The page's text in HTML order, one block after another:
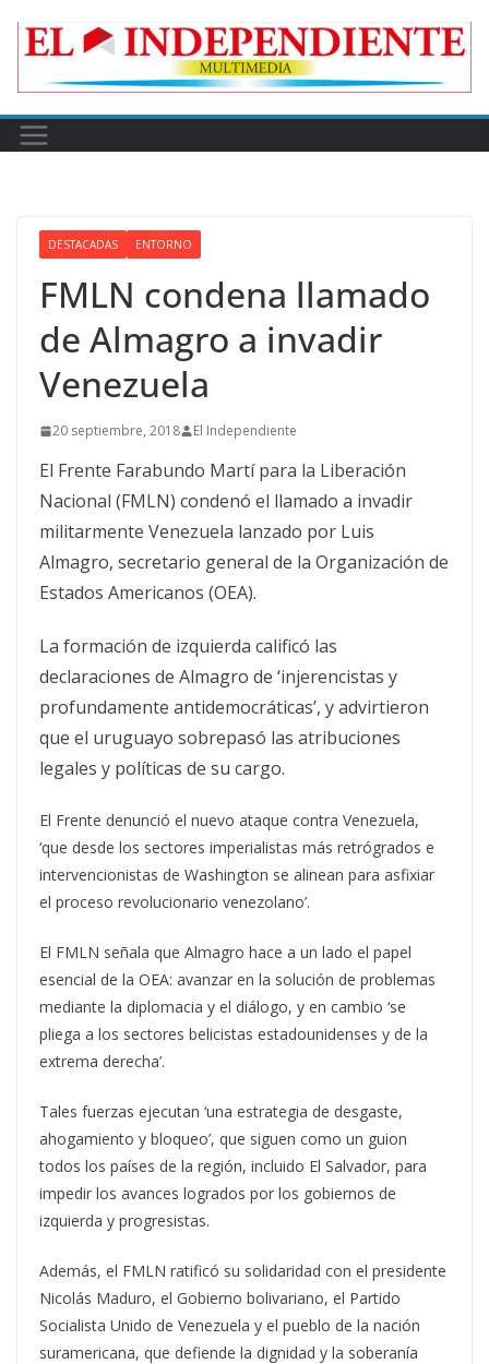
DESTACADAS ENTORNO
FMLN condena llamado
de Almagro a invadir
Venezuela
20 septiembre, 2018 El Independiente
El Frente Farabundo Martí para la Liberación
Nacional (FMLN) condenó el llamado a invadir
militarmente Venezuela lanzado por Luis
Almagro, secretario general de la Organización de
Estados Americanos (OEA).
La formación de izquierda calificó las
declaraciones de Almagro de ‘injerencistas y
profundamente antidemocráticas’, y advirtieron
que el uruguayo sobrepasó las atribuciones
legales y políticas de su cargo.
El Frente denunció el nuevo ataque contra Venezuela,
‘que desde los sectores imperialistas más retrógrados e
intervencionistas de Washington se alinean para asfixiar
el proceso revolucionario venezolano’.
El FMLN señala que Almagro hace a un lado el papel
esencial de la OEA: avanzar en la solución de problemas
mediante la diplomacia y el diálogo, y en cambio ‘se
pliega a los sectores belicistas estadounidenses y de la
extrema derecha’.
Tales fuerzas ejecutan ‘una estrategia de desgaste,
ahogamiento y bloqueo’, que siguen como un guion
todos los países de la región, incluido El Salvador, para
impedir los avances logrados por los gobiernos de
izquierda y progresistas.
Además, el FMLN ratificó su solidaridad con el presidente
Nicolás Maduro, el Gobierno bolivariano, el Partido
Socialista Unido de Venezuela y el pueblo de la nación
suramericana, que defiende la dignidad y la soberanía